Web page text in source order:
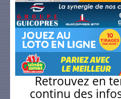
Retrouvez en
continu des